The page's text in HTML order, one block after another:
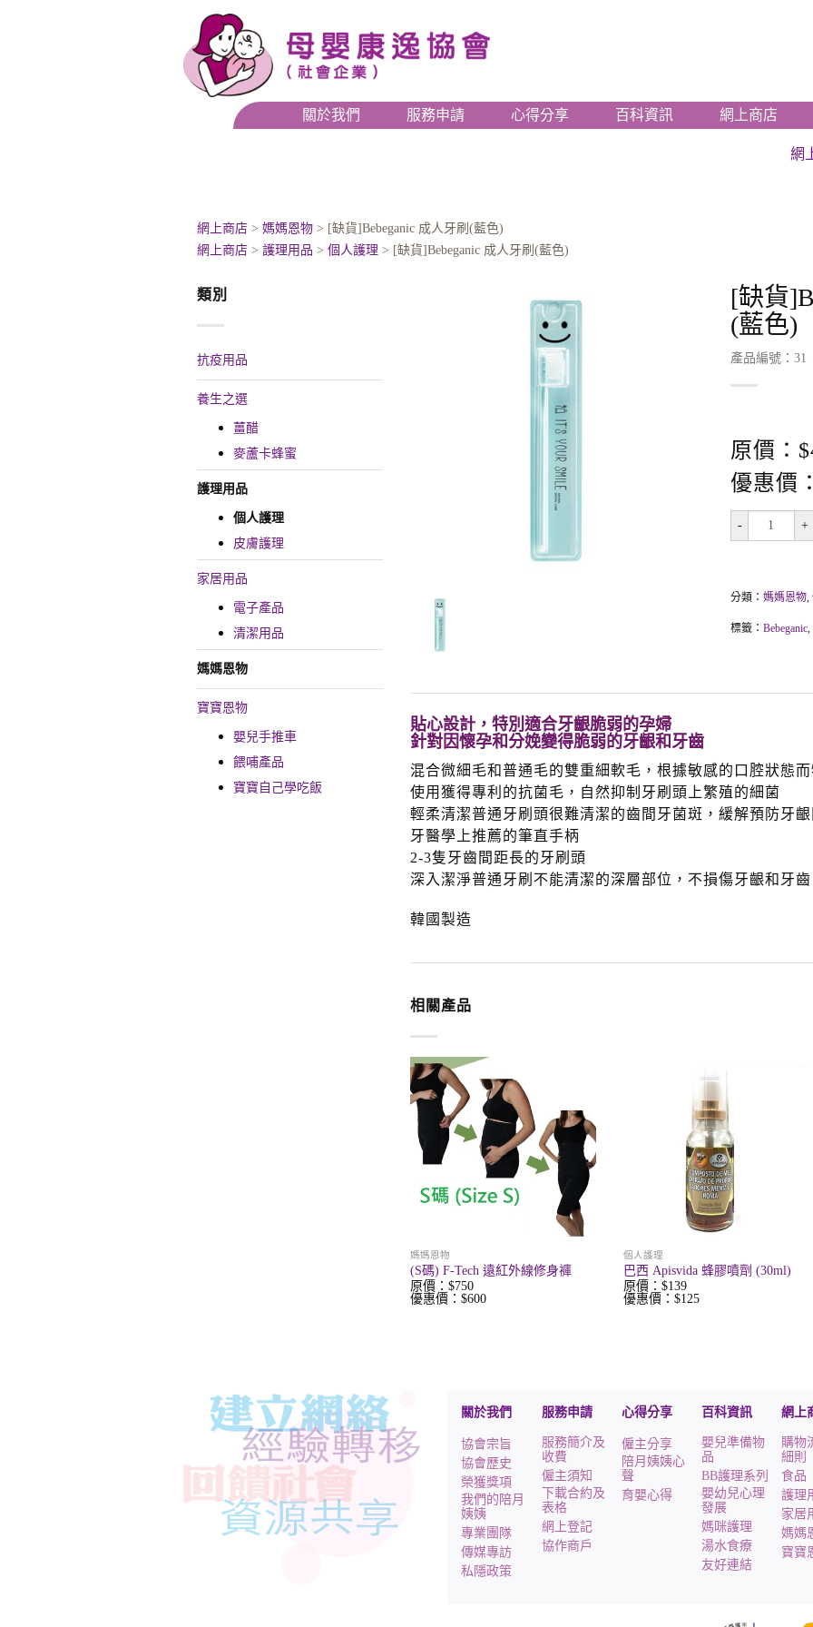
關於我們 服務申請 心得分享 百科資訊 網上商店
網
網上商店 > 媽媽恩物 > [缺貨]Bebeganic 成人牙刷(藍色)
網上商店 > 護理用品 > 個人護理 > [缺貨]Bebeganic 成人牙刷(藍色)
類別
抗疫用品
養生之選
薑醋
麥蘆卡蜂蜜
護理用品
個人護理
皮膚護理
家居用品
電子產品
清潔用品
媽媽恩物
寶寶恩物
嬰兒手推車
餵哺產品
寶寶自己學吃飯
[缺貨
(藍色)
產品編號：31
原價：
優惠價
- +
分類： 媽媽恩物,
標籤： Bebeganic,
貼心設計，特別適合牙齦脆弱的孕婦
針對因懷孕和分娩變得脆弱的牙齦和牙齒
混合微細毛和普通毛的雙重細軟毛，根據敏感的口腔狀態
使用獲得專利的抗菌毛，自然抑制牙刷頭上繁殖的細菌
輕柔清潔普通牙刷頭很難清潔的齒間牙菌斑，緩解預防牙
牙醫學上推薦的筆直手柄
2-3隻牙齒間距長的牙刷頭
深入潔淨普通牙刷不能清潔的深層部位，不損傷牙齦和牙齒
韓國製造
相關產品
媽媽恩物
(S碼) F-Tech 遠紅外線修身褲
原價：$750
優惠價：$600
個人護理
巴西 Apisvida 蜂膠噴劑 (30ml)
原價：$139
優惠價：$125
關於我們
協會宗旨
協會歷史
榮獲獎項
我們的陪月
姨姨
專業團隊
傳媒專訪
私隱政策
服務申請
服務簡介及
收費
僱主須知
下載合約及
表格
網上登記
協作商戶
心得分享
僱主分享
陪月姨姨心
聲
育嬰心得
百科資訊
嬰兒準備物
品
BB護理系列
嬰幼兒心理
發展
媽咪護理
湯水食療
友好連結
網上
購物
細則
食品
護理
家居
媽媽
寶寶